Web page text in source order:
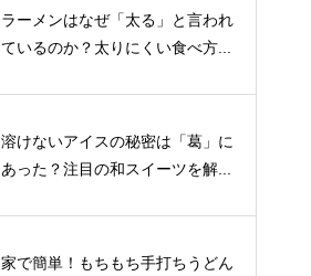
ラーメンはなぜ「太る」と言われ
ているのか？太りにくい食べ方...
溶けないアイスの秘密は「葛」に
あった？注目の和スイーツを解...
家で簡単！もちもち手打ちうどん